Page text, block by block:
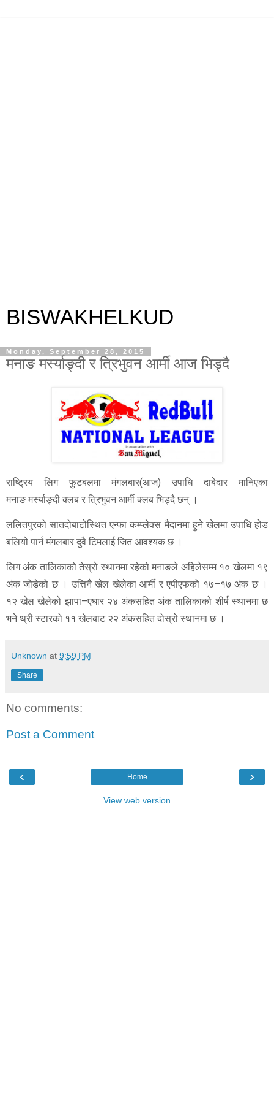
BISWAKHELKUD
Monday, September 28, 2015
मनाङ मर्स्याङ्दी र त्रिभुवन आर्मी आज भिड्दै
राष्ट्रिय लिग फुटबलमा मंगलबार(आज) उपाधि दाबेदार मानिएका
मनाङ मर्स्याङ्दी क्लब र त्रिभुवन आर्मी क्लब भिड्दै छन् ।
ललितपुरको सातदोबाटोस्थित एन्फा कम्प्लेक्स मैदानमा हुने खेलमा उपाधि होड
बलियो पार्न मंगलबार दुवै टिमलाई जित आवश्यक छ ।
लिग अंक तालिकाको तेस्रो स्थानमा रहेको मनाङले अहिलेसम्म १० खेलमा १९
अंक जोडेको छ । उत्तिनै खेल खेलेका आर्मी र एपीएफको १७–१७ अंक छ ।
१२ खेल खेलेको झापा–एघार २४ अंकसहित अंक तालिकाको शीर्ष स्थानमा छ
भने थ्री स्टारको ११ खेलबाट २२ अंकसहित दोस्रो स्थानमा छ ।
Unknown at 9:59 PM
Share
No comments:
Post a Comment
‹ ›
Home
View web version